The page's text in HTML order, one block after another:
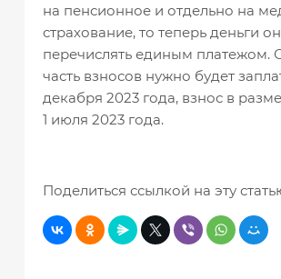
на пенсионное и отдельно на
страхование, то теперь деньги
перечислять единым платежом.
часть взносов нужно будет
декабря 2023 года, взнос в
1 июля 2023 года.
Поделиться ссылкой на эту